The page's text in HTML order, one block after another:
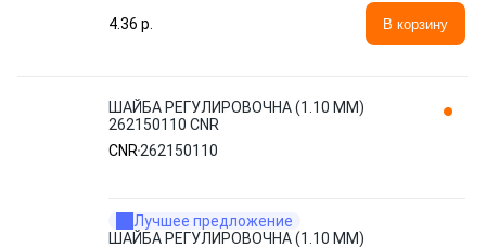
4.36 p.
В корзину
ШАЙБА РЕГУЛИРОВОЧНА (1.10 MM)
262150110 CNR
CNR 262150110
Лучшее предложение
ШАЙБА РЕГУЛИРОВОЧНА (1.10 MM)